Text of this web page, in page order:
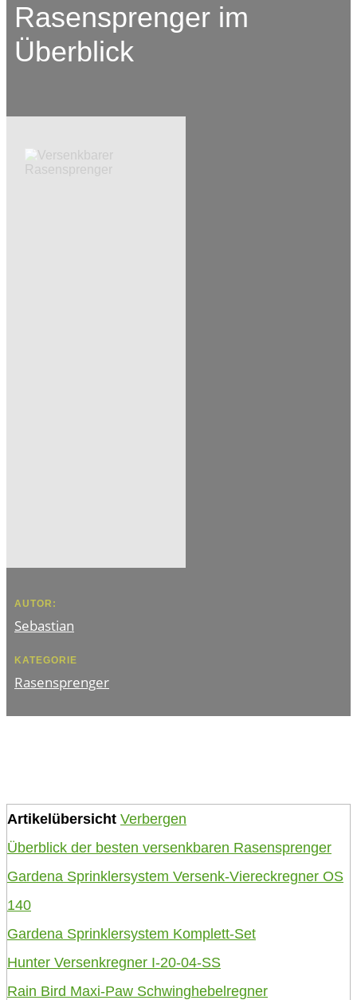
Rasensprenger im
Überblick
AUTOR:
Sebastian
KATEGORIE
Rasensprenger
Artikelübersicht Verbergen
Überblick der besten versenkbaren Rasensprenger
Gardena Sprinklersystem Versenk-Viereckregner OS
140
Gardena Sprinklersystem Komplett-Set
Hunter Versenkregner I-20-04-SS
Rain Bird Maxi-Paw Schwinghebelregner